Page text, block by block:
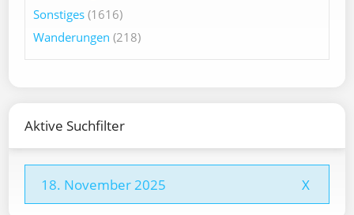
Sonstiges (1616)
Wanderungen (218)
Aktive Suchfilter
18. November 2025 X